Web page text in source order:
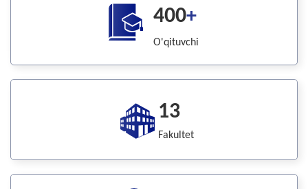
400+
O'qituvchi
13
Fakultet